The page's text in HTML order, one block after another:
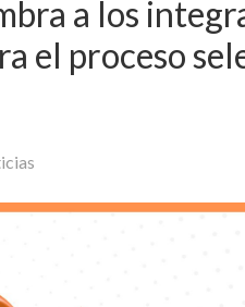
a los
el proceso